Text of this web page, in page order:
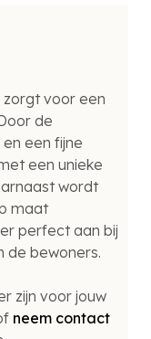
zorgt voor een
de
een fijne
een unieke
wordt
maat
perfect aan bij
de bewoners.
zijn voor jouw
neem contact